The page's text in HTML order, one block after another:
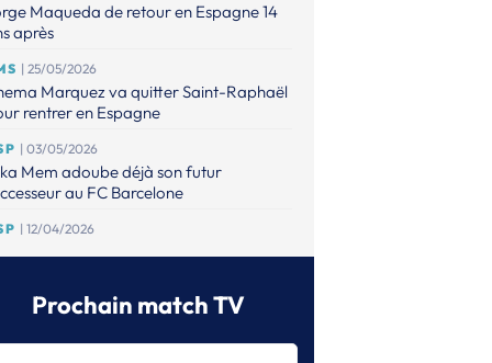
Maqueda de retour en Espagne 14
après
| 25/05/2026
Marquez va quitter Saint-Raphaël
rentrer en Espagne
| 03/05/2026
Mem adoube déjà son futur
au FC Barcelone
| 12/04/2026
FC Barcelone aurait jeté son dévolu sur
| 11/04/2026
Prochain match TV